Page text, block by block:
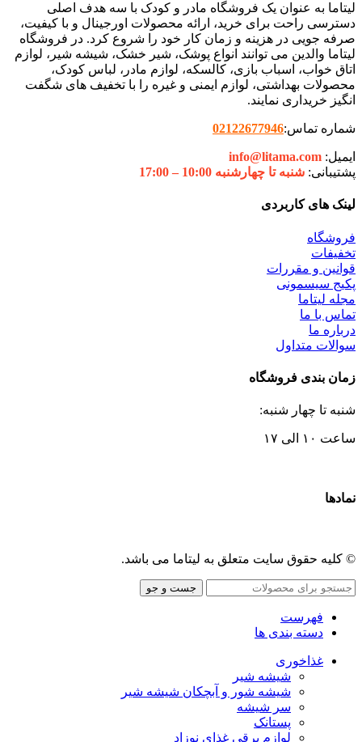
لیتاما به عنوان یک فروشگاه مادر و کودک با سه هدف اصلی
دسترسی راحت برای خرید، ارائه محصولات اورجینال و با کیفیت،
صرفه جویی در هزینه و زمان کار خود را شروع کرد. در فروشگاه
لیتاما والدین می توانند انواع پوشک، شیر خشک، شیشه شیر، لوازم
اتاق خواب، اسباب بازی، کالسکه، لوازم مادر، لباس کودک،
محصولات بهداشتی، لوازم ایمنی و غیره را با تخفیف های شگفت
انگیز خریداری نمایند.
شماره تماس:02122677946
ایمیل: info@litama.com
پشتیبانی: شنبه تا چهارشنبه 10:00 – 17:00
لینک های کاربردی
فروشگاه
تخفیفات
قوانین و مقررات
پکیج سیسمونی
مجله لیتاما
تماس با ما
درباره ما
سوالات متداول
زمان بندی فروشگاه
شنبه تا چهار شنبه:
ساعت ۱۰ الی ۱۷
نمادها
© کلیه حقوق سایت متعلق به لیتاما می باشد.
جست و جو
فهرست
دسته بندی ها
غذاخوری
شیشه شیر
شیشه ‌شور و آبچکان شیشه‌ شیر
سر شیشه
پستانک
لوازم برقی غذای نوزاد